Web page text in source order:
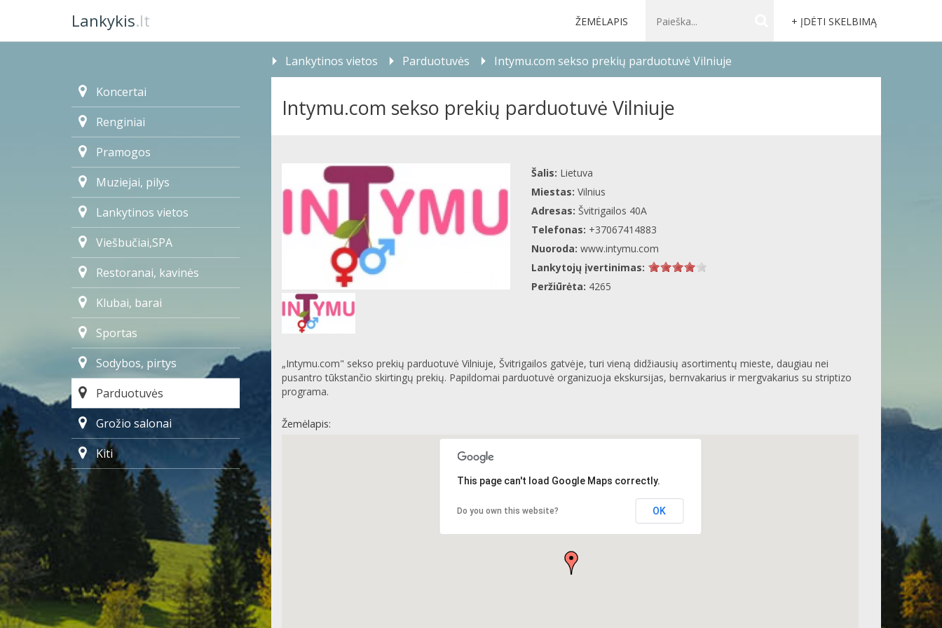
Lankykis.lt ŽEMĖLAPIS + ĮDĖTI SKELBIMĄ
Lankytinos vietos Parduotuvės
Intymu.com sekso prekių parduotuvė Vilniuje
Koncertai
Renginiai
Pramogos
Muziejai, pilys
Lankytinos vietos
Viešbučiai,SPA
Restoranai, kavinės
Klubai, barai
Sportas
Sodybos, pirtys
Parduotuvės
Grožio salonai
Kiti
Intymu.com sekso prekių parduotuvė Vilniuje
Šalis: Lietuva
Miestas: Vilnius
Adresas: Švitrigailos 40A
Telefonas: +37067414883
Nuoroda: www.intymu.com
Lankytojų įvertinimas:
Peržiūrėta: 4265
„Intymu.com" sekso prekių parduotuvė Vilniuje, Švitrigailos gatvėje, turi vieną didžiausių asortimentų mieste, daugiau nei
pusantro tūkstančio skirtingų prekių. Papildomai parduotuvė organizuoja ekskursijas, bernvakarius ir mergvakarius su striptizo
programa.
Žemėlapis:
This page can't load Google Maps correctly.
Do you own this website? OK